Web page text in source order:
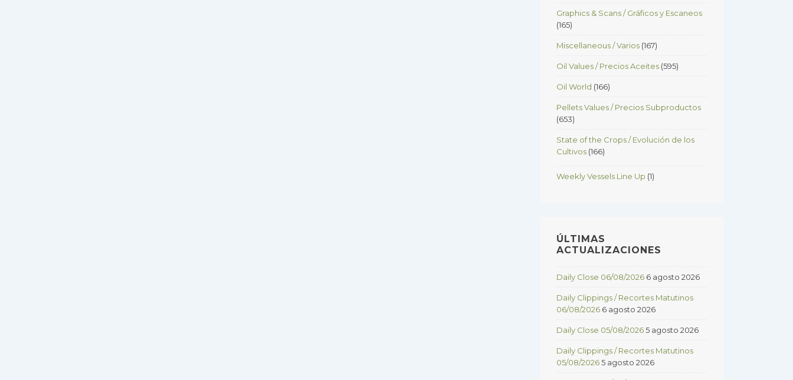
Graphics & Scans / Gráficos y Escaneos
(165)
Miscellaneous / Varios (167)
Oil Values / Precios Aceites (595)
Oil World (166)
Pellets Values / Precios Subproductos
(653)
State of the Crops / Evolución de los
Cultivos (166)
Weekly Vessels Line Up (1)
ÚLTIMAS
ACTUALIZACIONES
Daily Close 06/08/2026 6 agosto 2026
Daily Clippings / Recortes Matutinos
06/08/2026 6 agosto 2026
Daily Close 05/08/20265 agosto 2026
Daily Clippings / Recortes Matutinos
05/08/20265 agosto 2026